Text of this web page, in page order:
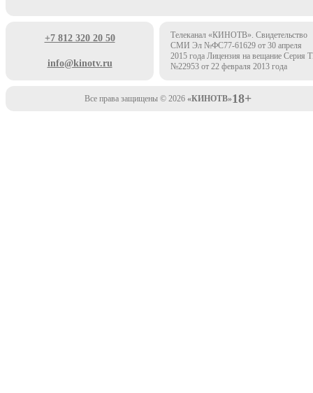
+7 812 320 20 50
info@kinotv.ru
Телеканал «КИНОТВ». Свидетельство
СМИ Эл №ФС77-61629 от 30 апреля
2015 года Лицензия на вещание Серия
№22953 от 22 февраля 2013 года
Все права защищены © 2026 «КИНОТВ»18+